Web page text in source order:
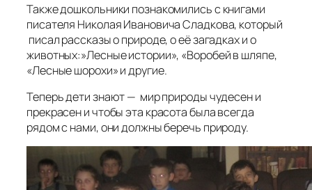
Также дошкольники познакомились с книгами
писателя Николая Ивановича Сладкова, который
писал рассказы о природе, о её загадках и о
животных:»Лесные истории», «Воробей в шляпе,
«Лесные шорохи» и другие.
Теперь дети знают — мир природы чудесен и
прекрасен и чтобы эта красота была всегда
рядом с нами, они должны беречь природу.